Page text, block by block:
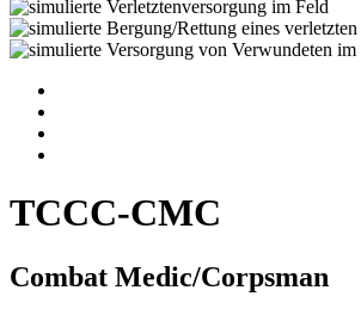
TCCC-CMC
Combat Medic/Corpsman